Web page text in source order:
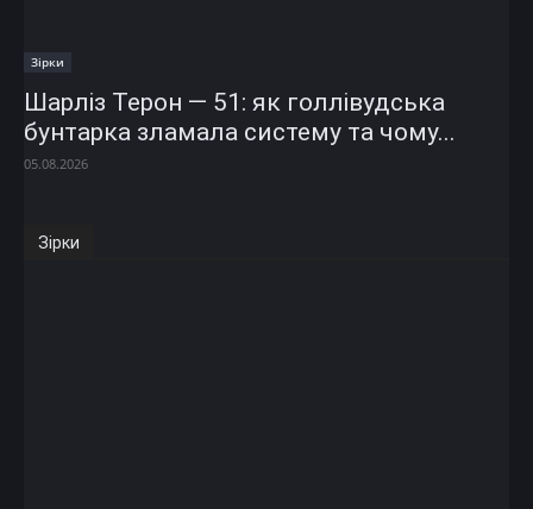
Зірки
Шарліз Терон — 51: як голлівудська
бунтарка зламала систему та чому...
05.08.2026
Зірки